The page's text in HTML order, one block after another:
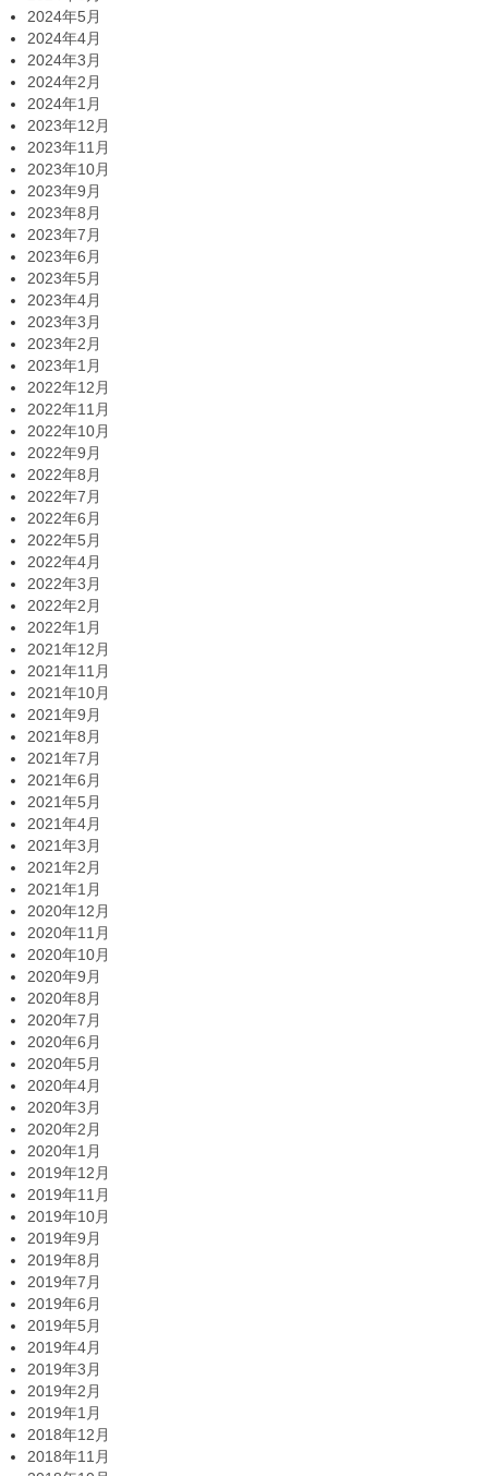
2024年5月
2024年4月
2024年3月
2024年2月
2024年1月
2023年12月
2023年11月
2023年10月
2023年9月
2023年8月
2023年7月
2023年6月
2023年5月
2023年4月
2023年3月
2023年2月
2023年1月
2022年12月
2022年11月
2022年10月
2022年9月
2022年8月
2022年7月
2022年6月
2022年5月
2022年4月
2022年3月
2022年2月
2022年1月
2021年12月
2021年11月
2021年10月
2021年9月
2021年8月
2021年7月
2021年6月
2021年5月
2021年4月
2021年3月
2021年2月
2021年1月
2020年12月
2020年11月
2020年10月
2020年9月
2020年8月
2020年7月
2020年6月
2020年5月
2020年4月
2020年3月
2020年2月
2020年1月
2019年12月
2019年11月
2019年10月
2019年9月
2019年8月
2019年7月
2019年6月
2019年5月
2019年4月
2019年3月
2019年2月
2019年1月
2018年12月
2018年11月